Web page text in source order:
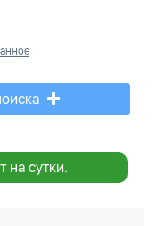
на сутки.